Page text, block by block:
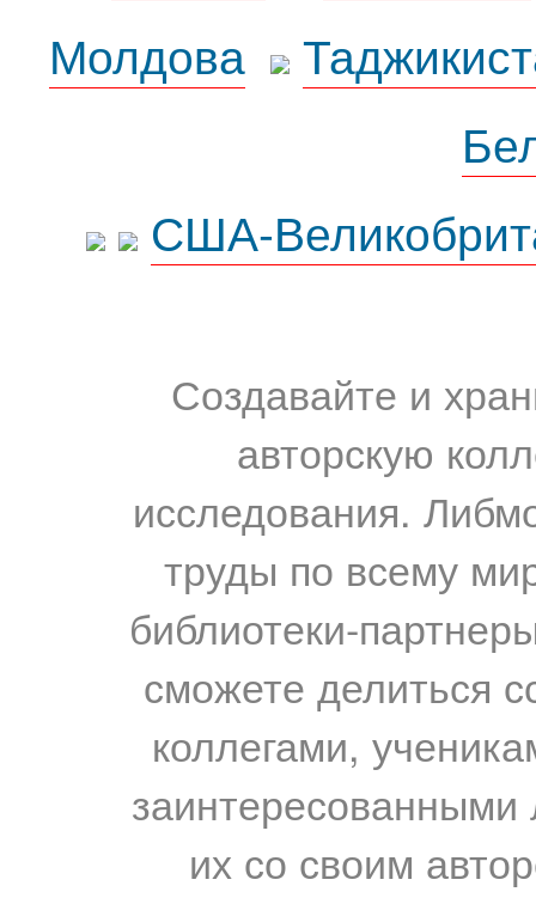
Молдова
США-
Создавайте и
авторскую
исследования.
труды по всему
библиотеки-
сможете делиться
коллегами,
их со своим